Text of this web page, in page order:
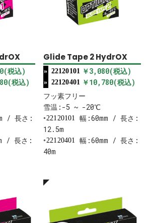
税込)
税込)
/ 長さ:
/ 長さ:
Glide Tape 2 HydrOX
22120101 ￥3,080(税込)
22120401
￥10,780(税込)
フッ素フリー
雪温:-5 ~ -20℃
22120101
幅:60mm / 長さ:
12.5m
22120401
幅:60mm / 長さ:
40m